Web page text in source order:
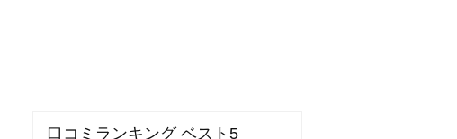
口コミランキング ベスト5